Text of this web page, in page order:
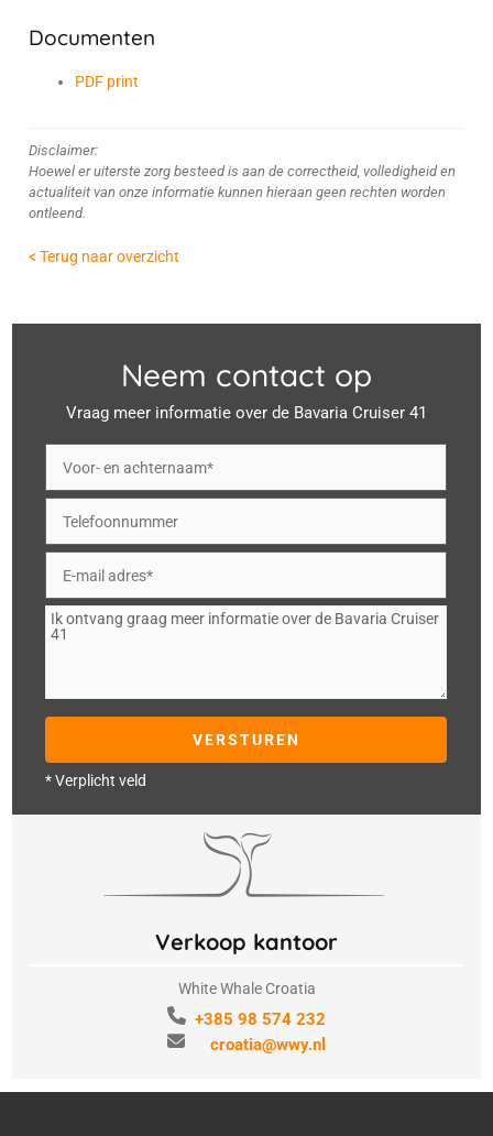
Documenten
PDF print
Disclaimer:
Hoewel er uiterste zorg besteed is aan de correctheid, volledigheid en
actualiteit van onze informatie kunnen hieraan geen rechten worden
ontleend.
< Terug naar overzicht
Neem contact op
Vraag meer informatie over de Bavaria Cruiser 41
* Verplicht veld
Verkoop kantoor
White Whale Croatia
+385 98 574 232
croatia@wwy.nl